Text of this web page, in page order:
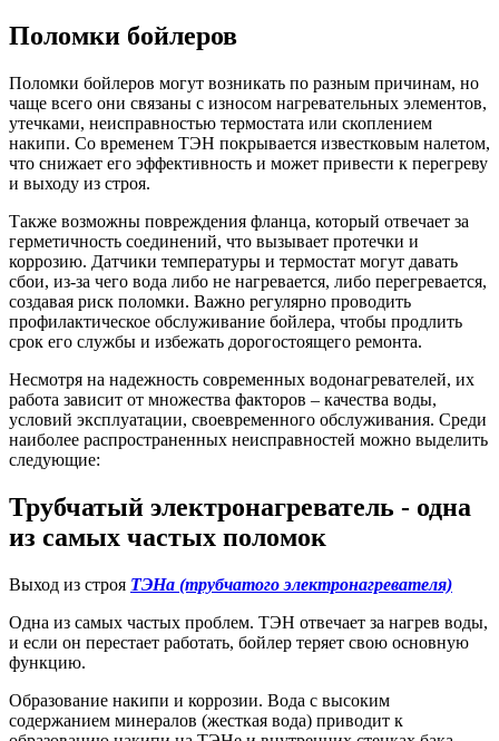
Поломки бойлеров
Поломки бойлеров могут возникать по разным причинам, но
чаще всего они связаны с износом нагревательных элементов,
утечками, неисправностью термостата или скоплением
накипи. Со временем ТЭН покрывается известковым налетом,
что снижает его эффективность и может привести к перегреву
и выходу из строя.
Также возможны повреждения фланца, который отвечает за
герметичность соединений, что вызывает протечки и
коррозию. Датчики температуры и термостат могут давать
сбои, из-за чего вода либо не нагревается, либо перегревается,
создавая риск поломки. Важно регулярно проводить
профилактическое обслуживание бойлера, чтобы продлить
срок его службы и избежать дорогостоящего ремонта.
Несмотря на надежность современных водонагревателей, их
работа зависит от множества факторов – качества воды,
условий эксплуатации, своевременного обслуживания. Среди
наиболее распространенных неисправностей можно выделить
следующие:
Трубчатый электронагреватель - одна
из самых частых поломок
Выход из строя ТЭНа (трубчатого электронагревателя)
Одна из самых частых проблем. ТЭН отвечает за нагрев воды,
и если он перестает работать, бойлер теряет свою основную
функцию.
Образование накипи и коррозии. Вода с высоким
содержанием минералов (жесткая вода) приводит к